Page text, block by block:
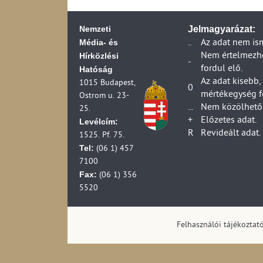
Nemzeti
Média- és
Hírközlési
Hatóság
1015 Budapest,
Ostrom u. 23-
25.
Levélcím:
1525. Pf. 75.
Tel: (06 1) 457
7100
Fax: (06 1) 356
5520
Jelmagyarázat:
..
Az adat nem
-
Nem
fordul elő.
0
Az adat
mértékegység
...
Nem
+
Előzetes adat.
R
Revideált adat.
Felhasználói